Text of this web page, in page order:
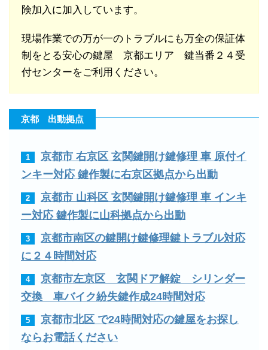
険加入に加入しています。
現場作業での万が一のトラブルにも万全の保証体
制をとる安心の鍵屋 京都エリア 鍵当番２４受
付センターをご利用ください。
京都 出動拠点
1
京都市 右京区 玄関鍵開け鍵修理 車 原付イ
ンキー対応 鍵作製に右京区拠点から出動
2
京都市 山科区 玄関鍵開け鍵修理 車 インキ
ー対応 鍵作製に山科拠点から出動
3
京都市南区の鍵開け鍵修理鍵トラブル対応
に２４時間対応
4
京都市左京区 玄関ドア解錠 シリンダー
交換 車バイク紛失鍵作成24時間対応
5
京都市北区 で24時間対応の鍵屋をお探し
ならお電話ください